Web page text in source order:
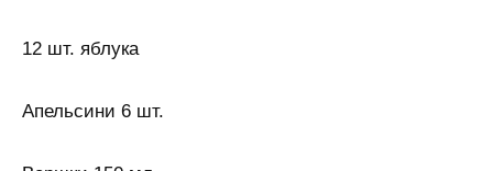
12 шт. яблука
Апельсини 6 шт.